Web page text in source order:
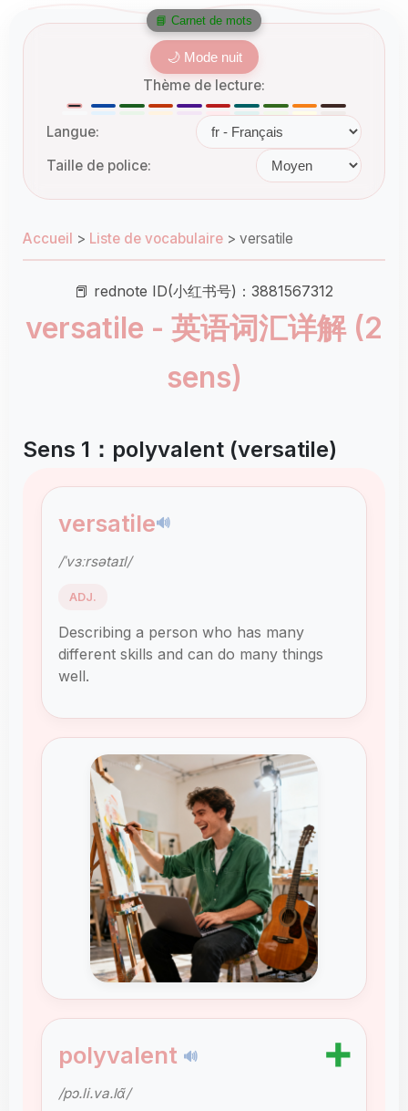
🌙 Mode nuit
Thème de lecture:
Langue:
Taille de police:
Accueil > Liste de vocabulaire > versatile
📕 rednote ID(小红书号)：3881567312
versatile - 英语词汇详解 (2
sens)
Sens 1：polyvalent (versatile)
versatile🔊
/ˈvɜːrsətaɪl/
ADJ.
Describing a person who has many
different skills and can do many things
well.
polyvalent 🔊 ➕
/pɔ.li.va.lɑ̃/
📘 Carnet de mots